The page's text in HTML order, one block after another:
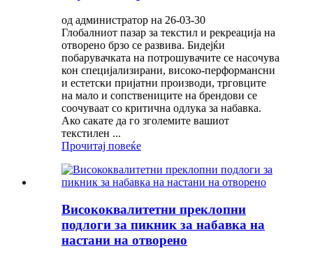
од администратор на 26-03-30
Глобалниот пазар за текстил и рекреација на
отворено брзо се развива. Бидејќи
побарувачката на потрошувачите се насочува
кон специјализирани, високо-перформансни
и естетски пријатни производи, трговците
на мало и сопствениците на брендови се
соочуваат со критична одлука за набавка.
Ако сакате да го зголемите вашиот
текстилен ...
Прочитај повеќе
Висококвалитетни преклопни
подлоги за пикник за набавка на
настани на отворено